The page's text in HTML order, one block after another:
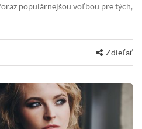
populárnejšou voľbou pre tých,
Zdieľať